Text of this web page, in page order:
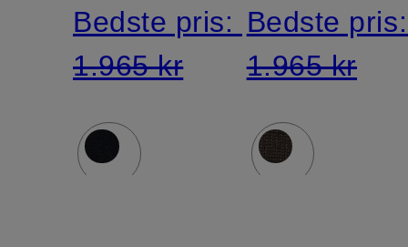
Bedste pris:
1.965 kr
Bedste
1.965 kr